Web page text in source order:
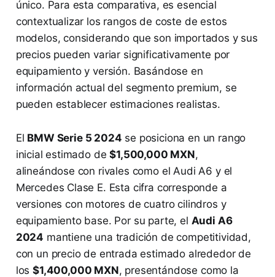
único. Para esta comparativa, es esencial
contextualizar los rangos de coste de estos
modelos, considerando que son importados y sus
precios pueden variar significativamente por
equipamiento y versión. Basándose en
información actual del segmento premium, se
pueden establecer estimaciones realistas.
El BMW Serie 5 2024 se posiciona en un rango
inicial estimado de$1,500,000 MXN,
alineándose con rivales como el Audi A6 y el
Mercedes Clase E. Esta cifra corresponde a
versiones con motores de cuatro cilindros y
equipamiento base. Por su parte, el Audi A6
2024 mantiene una tradición de competitividad,
con un precio de entrada estimado alrededor de
los$1,400,000 MXN, presentándose como la